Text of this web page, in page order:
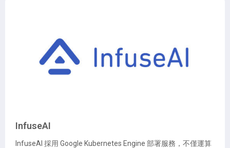
InfuseAI
InfuseAI 採用 Google Kubernetes Engine 部署服務，不僅運算